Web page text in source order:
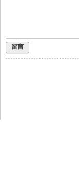
留言